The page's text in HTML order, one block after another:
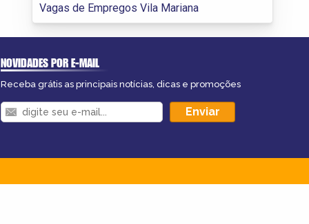
Vagas de Empregos Vila Mariana
NOVIDADES POR E-MAIL
Receba grátis as principais notícias, dicas e promoções